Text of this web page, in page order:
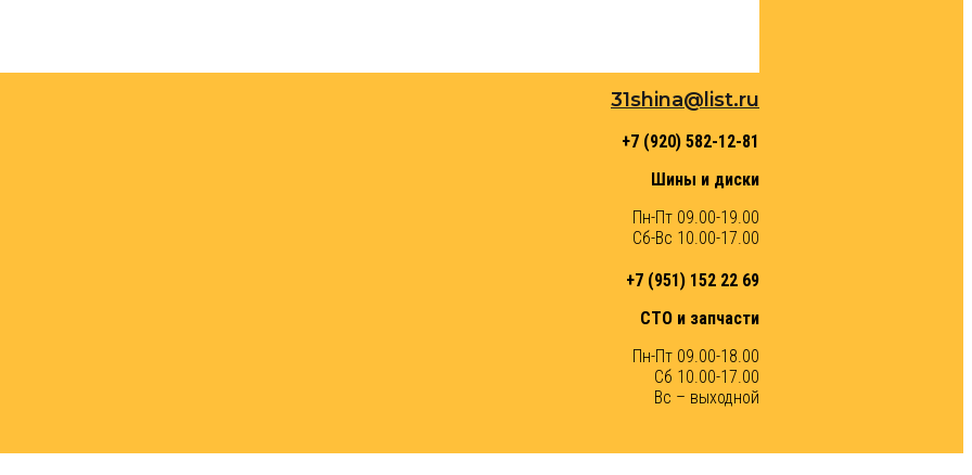
31shina@list.ru
+7 (920) 582-12-81
Шины и диски
Пн-Пт 09.00-19.00
Сб-Вс 10.00-17.00
+7 (951) 152 22 69
СТО и запчасти
Пн-Пт 09.00-18.00
Сб 10.00-17.00
Вс – выходной